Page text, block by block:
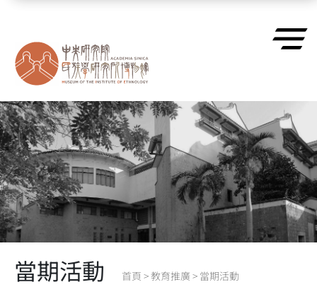
當期活動 首頁 >教育推廣 > 當期活動